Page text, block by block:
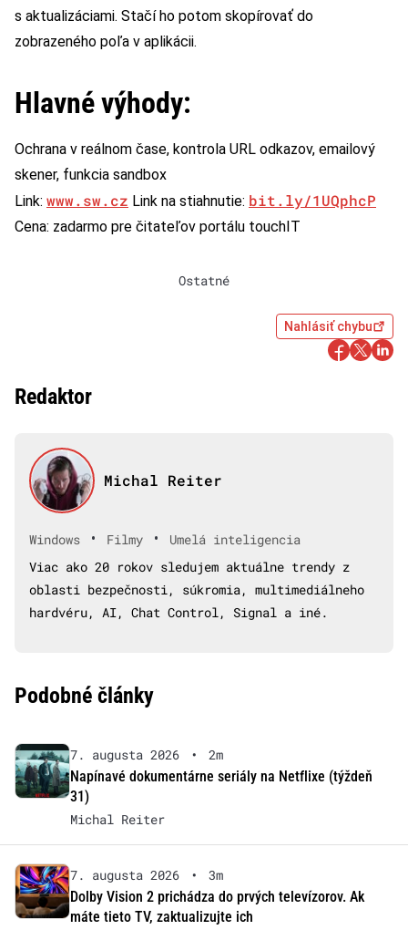
s aktualizáciami. Stačí ho potom skopírovať do
zobrazeného poľa v aplikácii.
Hlavné výhody:
Ochrana v reálnom čase, kontrola URL odkazov, emailový
skener, funkcia sandbox
Link: www.sw.cz Link na stiahnutie: bit.ly/1UQphcP
Cena: zadarmo pre čitateľov portálu touchIT
Ostatné
Nahlásiť chybu
Redaktor
Michal Reiter
Windows • Filmy •
Umelá inteligencia
Viac ako 20 rokov sledujem aktuálne trendy z
oblasti bezpečnosti, súkromia, multimediálneho
hardvéru, AI, Chat Control, Signal a iné.
Podobné články
7. augusta 2026 •
2m
Napínavé dokumentárne seriály na Netflixe (týždeň
31)
Michal Reiter
7. augusta 2026 •
3m
Dolby Vision 2 prichádza do prvých televízorov. Ak
máte tieto TV, zaktualizujte ich